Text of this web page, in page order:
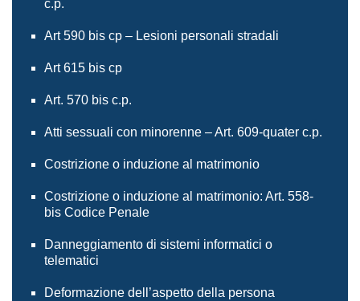
c.p.
Art 590 bis cp – Lesioni personali stradali
Art 615 bis cp
Art. 570 bis c.p.
Atti sessuali con minorenne – Art. 609-quater c.p.
Costrizione o induzione al matrimonio
Costrizione o induzione al matrimonio: Art. 558-
bis Codice Penale
Danneggiamento di sistemi informatici o
telematici
Deformazione dell’aspetto della persona